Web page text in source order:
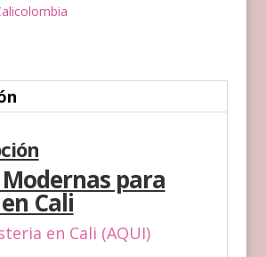
para
Cali
en Cali (AQUI)